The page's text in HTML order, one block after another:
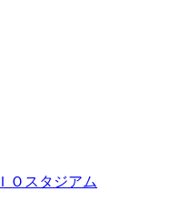
Ｏスタジアム